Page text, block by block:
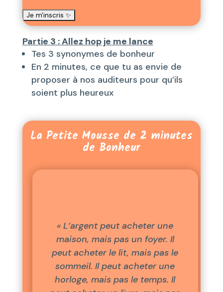
Partie 3 : Allez hop je me lance
Tes 3 synonymes de bonheur
En 2 minutes, ce que tu as envie de
proposer à nos auditeurs pour qu’ils
soient plus heureux
La Petite Mousse de 2 minutes
de Bonheur
« L’argent peut acheter une
maison, mais pas un foyer. Il
peut acheter le lit, mais pas le
sommeil. Il peut acheter une
horloge, mais pas le temps. Il